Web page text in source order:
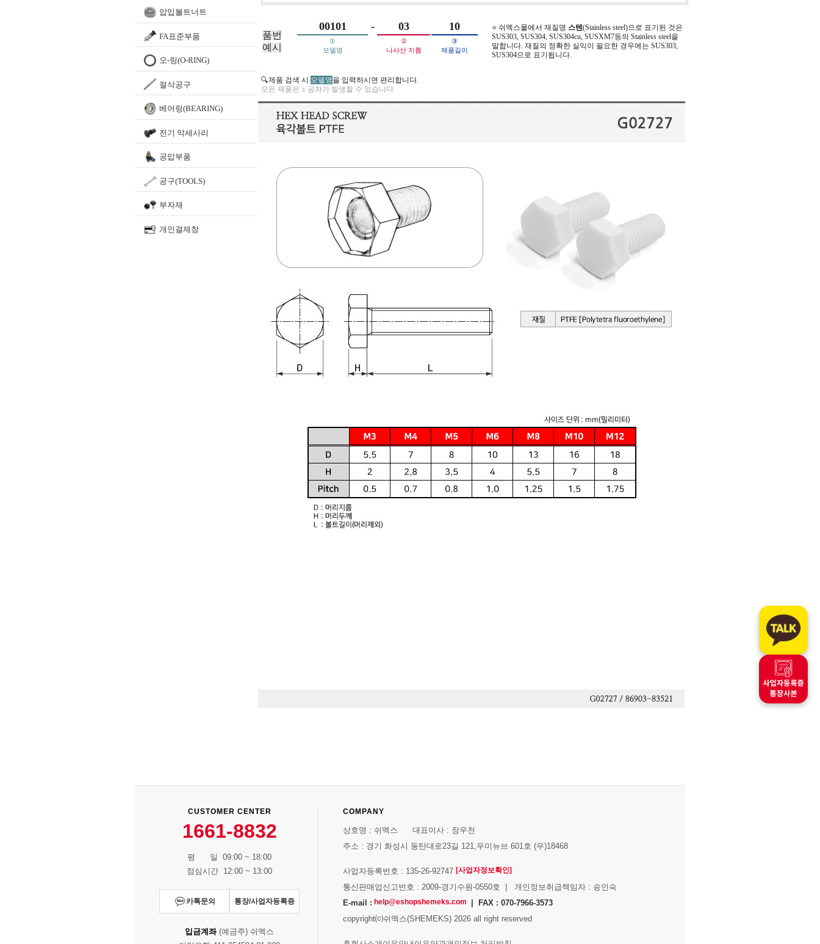
압입볼트너트
FA표준부품
오-링(O-RING)
절삭공구
베어링(BEARING)
전기 악세사리
공압부품
공구(TOOLS)
부자재
개인결제창
품번
예시
00101 - 03 10
①
모델명
②
나사산 지름
③
제품길이
⭐ 쉬멕스몰에서 재질명 스텐(Stainless steel)으로 표기된 것은
SUS303, SUS304, SUS304cu, SUSXM7등의 Stainless steel을
말합니다. 재질의 정확한 실익이 필요한 경우에는 SUS303,
SUS304으로 표기됩니다.
🔍제품 검색 시 모델명을 입력하시면 편리합니다.
모든 제품은 ± 공차가 발생할 수 있습니다.
CUSTOMER CENTER
1661-8832
평 일 09:00 ~ 18:00
점심시간 12:00 ~ 13:00
카톡문의 통장/사업자등록증
입금계좌(예금주) 쉬멕스
COMPANY
상호명 : 쉬멕스 대표이사 : 장우천
주소 : 경기 화성시 동탄대로23길 121,우미뉴브 601호 (우)18468
사업자등록번호 : 135-26-92747 [사업자정보확인]
통신판매업신고번호 : 2009-경기수원-0550호 | 개인정보취급책임자 : 송인숙
E-mail : help@eshopshemeks.com
| FAX : 070-7966-3573
copyright⒞쉬멕스(SHEMEKS) 2026 all right reserved